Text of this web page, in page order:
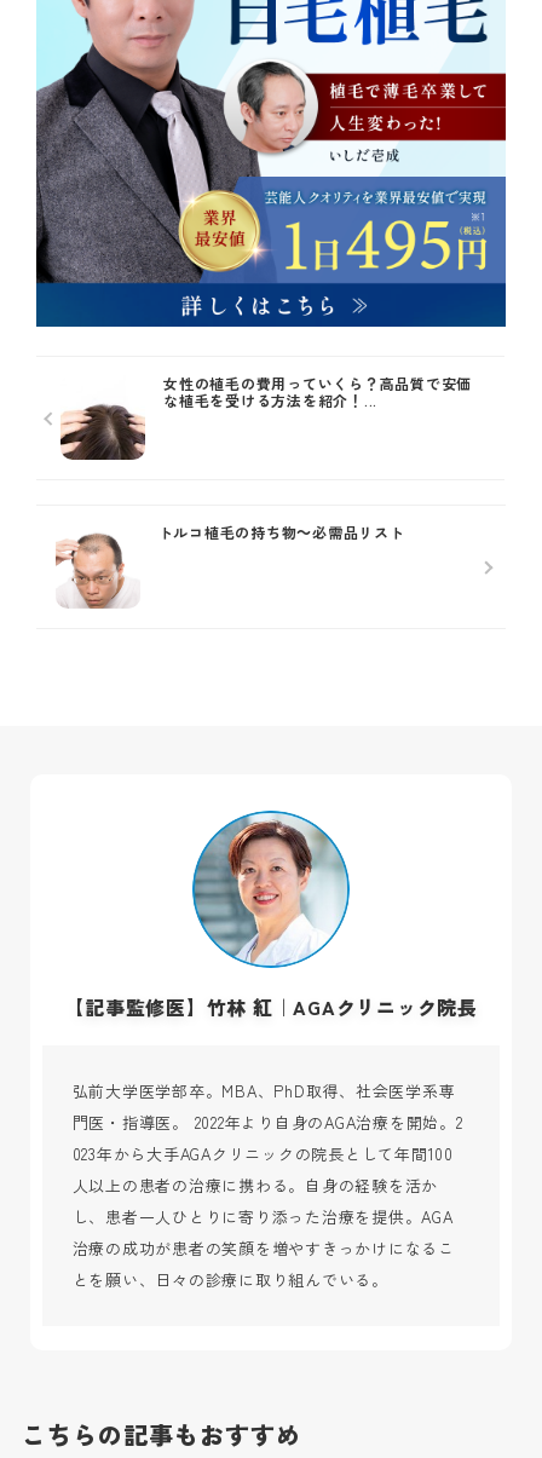
女性の植毛の費用っていくら？高品質で安価
な植毛を受ける方法を紹介！...
トルコ植毛の持ち物～必需品リスト
【記事監修医】竹林 紅｜AGAクリニック院長
弘前大学医学部卒。MBA、PhD取得、社会医学系専
門医・指導医。 2022年より自身のAGA治療を開始。2
023年から大手AGAクリニックの院長として年間100
人以上の患者の治療に携わる。自身の経験を活か
し、患者一人ひとりに寄り添った治療を提供。AGA
治療の成功が患者の笑顔を増やすきっかけになるこ
とを願い、日々の診療に取り組んでいる。
こちらの記事もおすすめ